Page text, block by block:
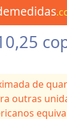
de
outras